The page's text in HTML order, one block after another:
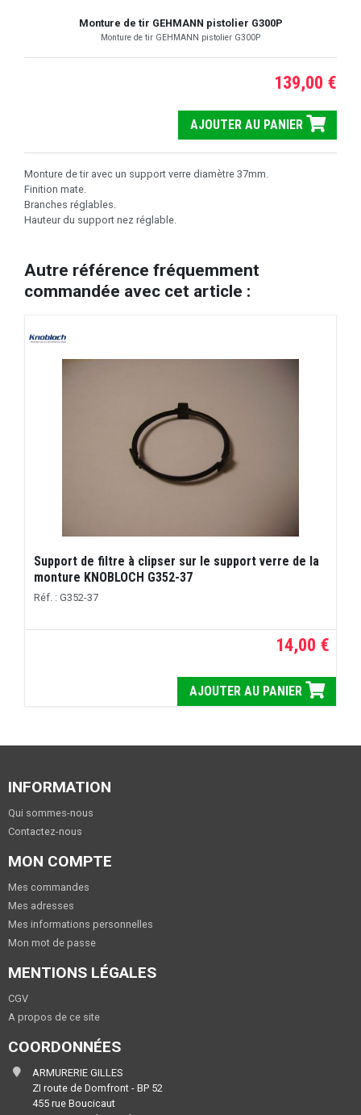
Monture de tir GEHMANN pistolier G300P
Monture de tir GEHMANN pistolier G300P
139,00 €
AJOUTER AU PANIER
Monture de tir avec un support verre diamètre 37mm.
Finition mate.
Branches réglables.
Hauteur du support nez réglable.
Autre référence fréquemment
commandée avec cet article :
Support de filtre à clipser sur le support verre de la
monture KNOBLOCH G352-37
Réf. : G352-37
14,00 €
AJOUTER AU PANIER
INFORMATION
Qui sommes-nous
Contactez-nous
MON COMPTE
Mes commandes
Mes adresses
Mes informations personnelles
Mon mot de passe
MENTIONS LÉGALES
CGV
A propos de ce site
COORDONNÉES
ARMURERIE GILLES
ZI route de Domfront - BP 52
455 rue Boucicaut